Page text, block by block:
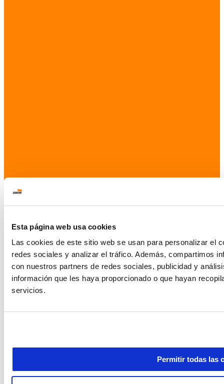
Esta página web usa cookies
Las cookies de este sitio web se usan para personalizar el
redes sociales y analizar el tráfico. Además, compartimos
con nuestros partners de redes sociales, publicidad y
información que les haya proporcionado o que hayan
servicios.
Permitir todas las